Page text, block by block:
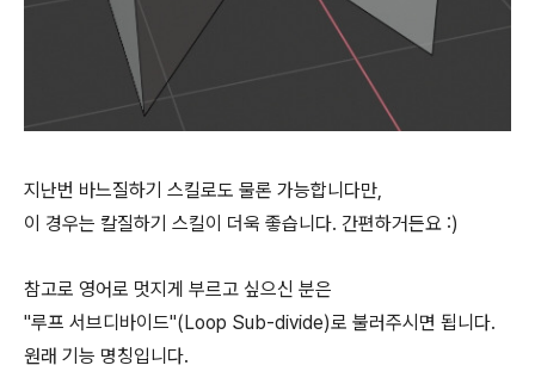
지난번 바느질하기 스킬로도 물론 가능합니다만,
이 경우는 칼질하기 스킬이 더욱 좋습니다. 간편하거든요 :)
참고로 영어로 멋지게 부르고 싶으신 분은
"루프 서브디바이드"(Loop Sub-divide)로 불러주시면 됩니다.
원래 기능 명칭입니다.